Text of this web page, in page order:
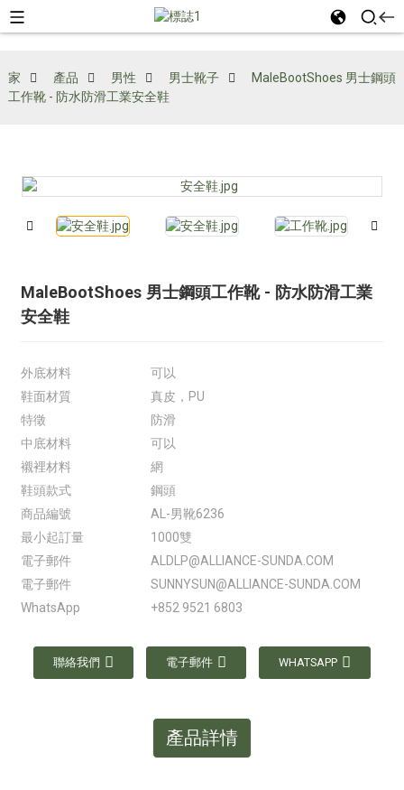
家 產品 男性 男士靴子
MaleBootShoes 男士鋼頭
工作靴 - 防水防滑工業安全鞋
MaleBootShoes 男士鋼頭工作靴 - 防水防滑工業
安全鞋
外底材料
可以
鞋面材質
真皮，PU
特徵
防滑
中底材料
可以
襯裡材料
網
鞋頭款式
鋼頭
商品編號
AL-男靴6236
最小起訂量
1000雙
電子郵件
ALDLP@ALLIANCE-SUNDA.COM
電子郵件
SUNNYSUN@ALLIANCE-SUNDA.COM
WhatsApp
+852 9521 6803
聯絡我們 電子郵件 WHATSAPP
產品詳情